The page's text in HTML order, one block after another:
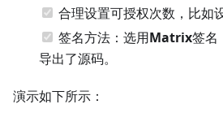
合理设置可授权次数，比如
签名方法：选用Matrix签名
导出了源码。
演示如下所示：